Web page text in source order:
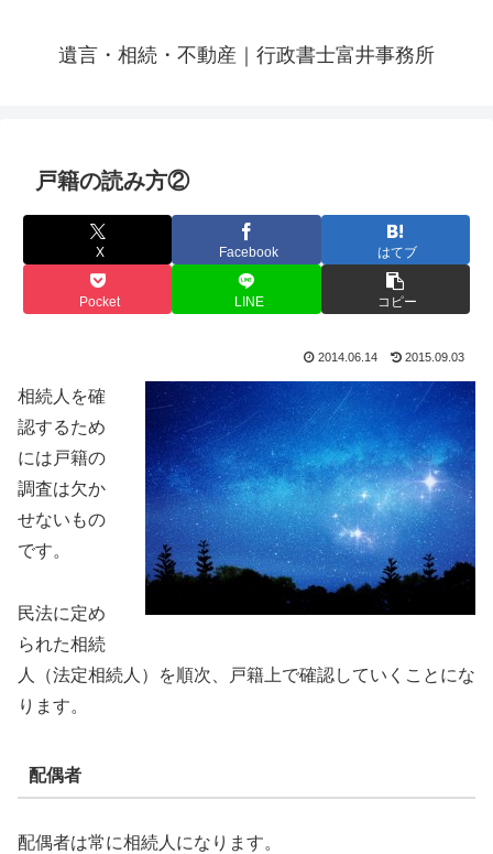
遺言・相続・不動産｜行政書士富井事務所
戸籍の読み方②
X Facebook はてブ
Pocket LINE コピー
2014.06.14 2015.09.03
相続人を確
認するため
には戸籍の
調査は欠か
せないもの
です。
民法に定め
られた相続
人（法定相続人）を順次、戸籍上で確認していくことにな
ります。
配偶者
配偶者は常に相続人になります。